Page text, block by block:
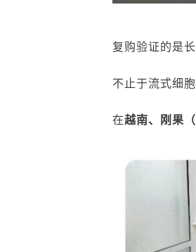
复购验证的是
不止于流式细
在越南、 刚果（